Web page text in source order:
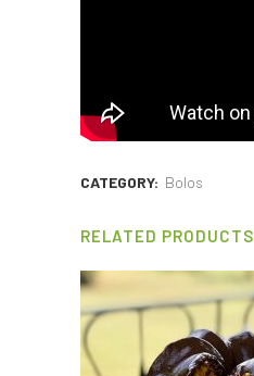
CATEGORY: Bolos
RELATED PRODUCTS